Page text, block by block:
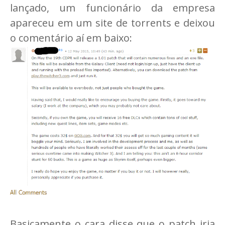
lançado, um funcionário da empresa
apareceu em um site de torrents e deixou
o comentário aí em baixo: